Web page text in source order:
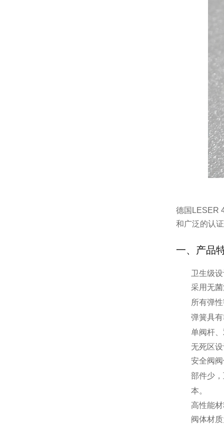
德国LESER
和广泛的认
一、产品
卫生级
采用无
所有弹
弹簧具
单阀杆
无死区
安全阀
部件少
本。
高性能
阀体材